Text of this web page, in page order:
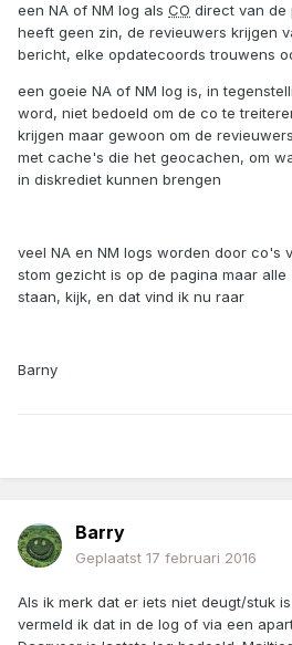
een NA of NM log als CO direct van de
heeft geen zin, de revieuwers krijgen
bericht, elke opdatecoords trouwens
een goeie NA of NM log is, in
word, niet bedoeld om de co te
krijgen maar gewoon om de
met cache's die het geocachen, om
in diskrediet kunnen brengen
veel NA en NM logs worden door co's
stom gezicht is op de pagina maar
staan, kijk, en dat vind ik nu raar
Barny
Barry
Geplaatst 17 februari 2016
Als ik merk dat er iets niet deugt/stuk
vermeld ik dat in de log of via een